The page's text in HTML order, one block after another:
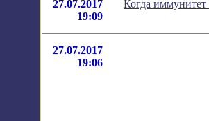
27.07.2017
19:09
Когда иммунитет
27.07.2017
19:06